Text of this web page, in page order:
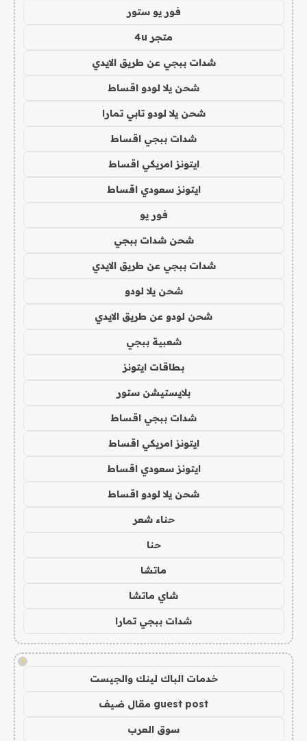
فور يو ستور
متجر 4u
شدات ببجي عن طريق الايدي
شحن يلا لودو اقساط
شحن يلا لودو تابي تمارا
شدات ببجي اقساط
ايتونز امريكي اقساط
ايتونز سعودي اقساط
فور يو
شحن شدات ببجي
شدات ببجي عن طريق الايدي
شحن يلا لودو
شحن لودو عن طريق الايدي
شعبية ببجي
بطاقات ايتونز
بلايستيشن ستور
شدات ببجي اقساط
ايتونز امريكي اقساط
ايتونز سعودي اقساط
شحن يلا لودو اقساط
حناء شعر
حنا
ماتشا
شاي ماتشا
شدات ببجي تمارا
!
خدمات الباك لينك والجيست
guest post مقال ضيف
سوق العرب